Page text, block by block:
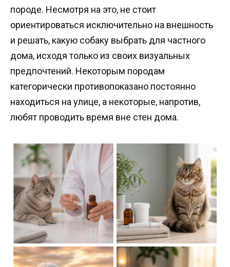
породе. Несмотря на это, не стоит
ориентироваться исключительно на внешность
и решать, какую собаку выбрать для частного
дома, исходя только из своих визуальных
предпочтений. Некоторым породам
категорически противопоказано постоянно
находиться на улице, а некоторые, напротив,
любят проводить время вне стен дома.